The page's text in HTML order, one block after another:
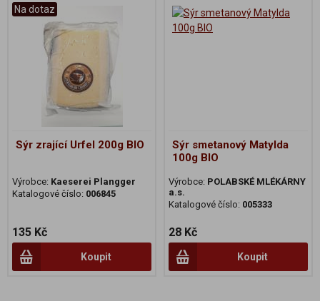
Na dotaz
Sýr zrající Urfel 200g BIO
Výrobce: Kaeserei Plangger
Katalogové číslo: 006845
135 Kč
Koupit
Sýr smetanový Matylda
100g BIO
Výrobce: POLABSKÉ MLÉKÁRNY
a.s.
Katalogové číslo: 005333
28 Kč
Koupit